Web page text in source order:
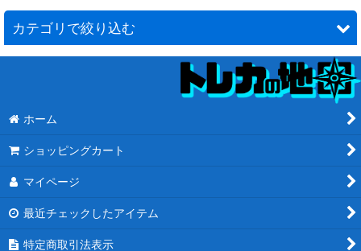
表示数 :
カテゴリで絞り込む
ダブルマスターズ
アルティメットマスターズ
マスターズ25th
ホーム
ショッピングカート
マイページ
最近チェックしたアイテム
特定商取引法表示